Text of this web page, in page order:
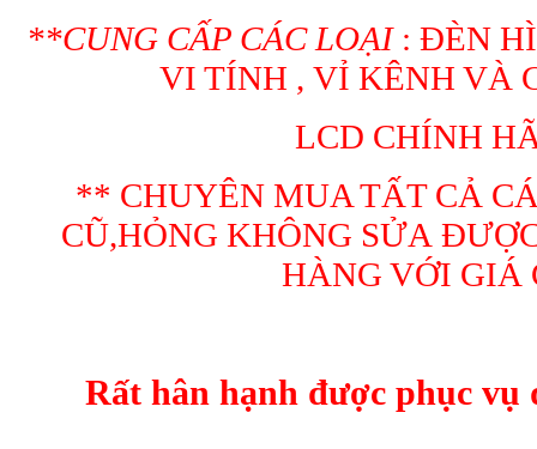
**CUNG CẤP CÁC LOẠI : ĐÈN
VI TÍNH , VỈ KÊNH VÀ
LCD CHÍNH
** CHUYÊN MUA TẤT CẢ
CŨ,HỎNG KHÔNG SỬA
HÀNG VỚI GIÁ
Rất hân hạnh được phục vụ